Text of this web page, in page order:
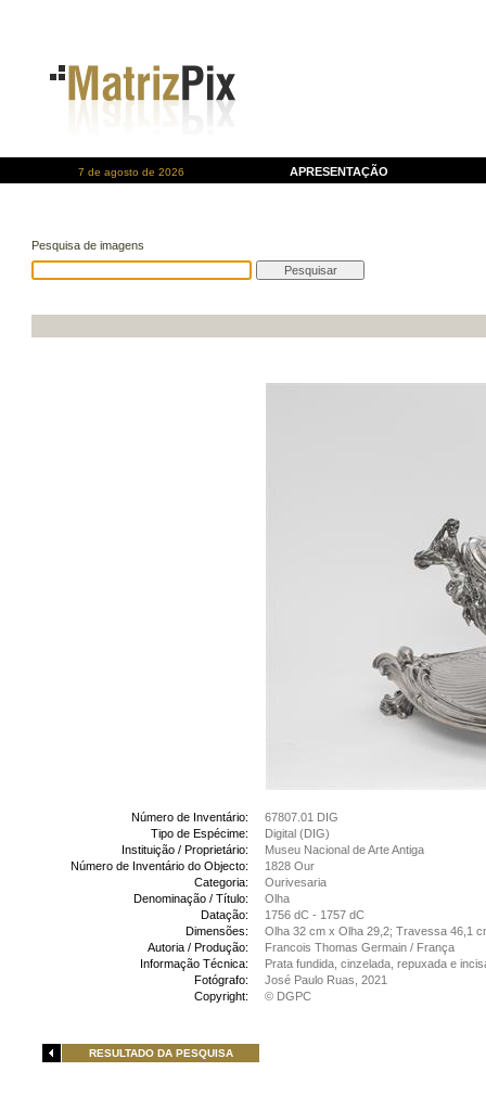
7 de agosto de 2026 APRESENTAÇÃO
Pesquisa de imagens
Número de Inventário:
67807.01 DIG
Tipo de Espécime:
Digital (DIG)
Instituição / Proprietário:
Museu Nacional de Arte Antiga
Número de Inventário do Objecto:
1828 Our
Categoria:
Ourivesaria
Denominação / Título:
Olha
Datação:
1756 dC - 1757 dC
Dimensões:
Olha 32 cm x Olha 29,2; Travessa 46,1
Autoria / Produção:
Francois Thomas Germain / França
Informação Técnica:
Prata fundida, cinzelada, repuxada e
Fotógrafo:
José Paulo Ruas, 2021
Copyright:
© DGPC
RESULTADO DA PESQUISA